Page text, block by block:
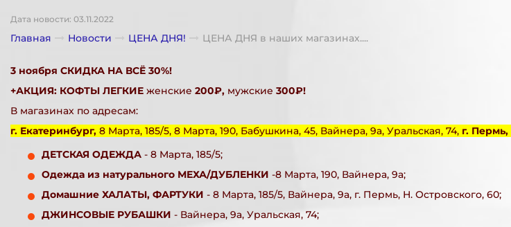
Дата новости: 03.11.2022
Главная Новости ЦЕНА ДНЯ! ЦЕНА ДНЯ в наших магазинах....
3 ноября СКИДКА НА ВСЁ 30%!
+АКЦИЯ: КОФТЫ ЛЕГКИЕ женские 200₽, мужские 300₽!
В магазинах по адресам:
г. Екатеринбург, 8 Марта, 185/5, 8 Марта, 190, Бабушкина, 45, Вайнера, 9а, Уральская, 74, г. Пермь,
ДЕТСКАЯ ОДЕЖДА - 8 Марта, 185/5;
Одежда из натурального МЕХА/ДУБЛЕНКИ -8 Марта, 190, Вайнера, 9а;
Домашние ХАЛАТЫ, ФАРТУКИ - 8 Марта, 185/5, Вайнера, 9а, г. Пермь, Н. Островского, 60;
ДЖИНСОВЫЕ РУБАШКИ - Вайнера, 9а, Уральская, 74;